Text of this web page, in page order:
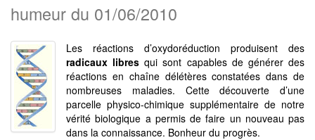
humeur du 01/06/2010
Les réactions d’oxydoréduction produisent des
radicaux libres qui sont capables de générer des
réactions en chaîne délétères constatées dans de
nombreuses maladies. Cette découverte d’une
parcelle physico-chimique supplémentaire de notre
vérité biologique a permis de faire un nouveau pas
dans la connaissance. Bonheur du progrès.